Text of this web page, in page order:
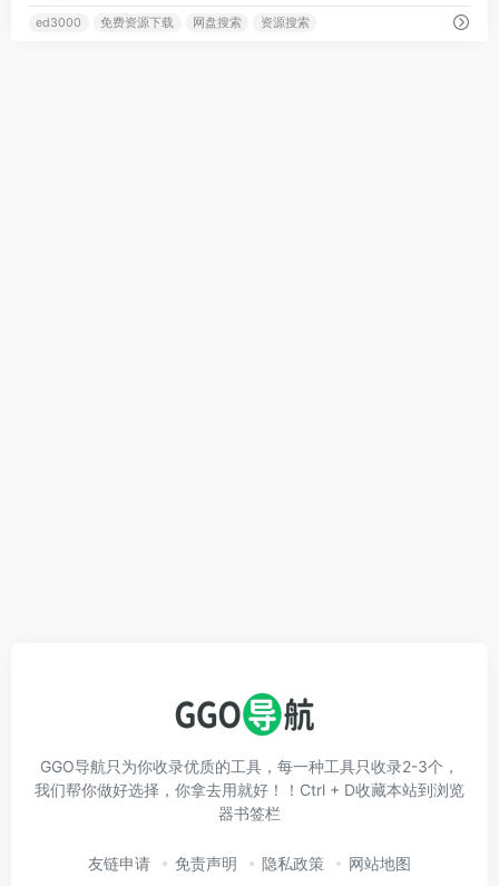
ed3000 免费资源下载 网盘搜索 资源搜索
GGO导航只为你收录优质的工具，每一种工具只收录2-3个，
我们帮你做好选择，你拿去用就好！！Ctrl + D收藏本站到浏览
器书签栏
友链申请 免责声明 隐私政策 网站地图